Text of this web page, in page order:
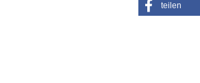
teilen